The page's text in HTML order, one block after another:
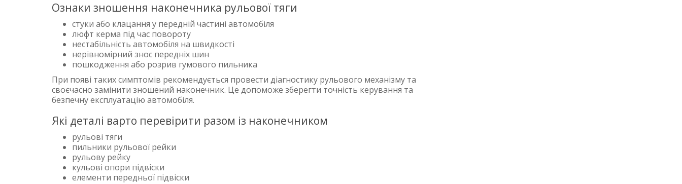
Ознаки зношення наконечника рульової тяги
стуки або клацання у передній частині автомобіля
люфт керма під час повороту
нестабільність автомобіля на швидкості
нерівномірний знос передніх шин
пошкодження або розрив гумового пильника
При появі таких симптомів рекомендується провести діагностику рульового механізму та
своєчасно замінити зношений наконечник. Це допоможе зберегти точність керування та
безпечну експлуатацію автомобіля.
Які деталі варто перевірити разом із наконечником
рульові тяги
пильники рульової рейки
рульову рейку
кульові опори підвіски
елементи передньої підвіски